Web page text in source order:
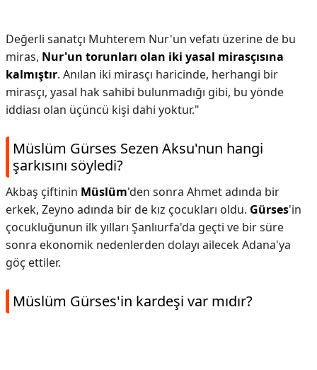
Değerli sanatçı Muhterem Nur'un vefatı üzerine de bu
miras, Nur'un torunları olan iki yasal mirasçısına
kalmıştır. Anılan iki mirasçı haricinde, herhangi bir
mirasçı, yasal hak sahibi bulunmadığı gibi, bu yönde
iddiası olan üçüncü kişi dahi yoktur."
Müslüm Gürses Sezen Aksu'nun hangi
şarkısını söyledi?
Akbaş çiftinin Müslüm'den sonra Ahmet adında bir
erkek, Zeyno adında bir de kız çocukları oldu. Gürses'in
çocukluğunun ilk yılları Şanlıurfa'da geçti ve bir süre
sonra ekonomik nedenlerden dolayı ailecek Adana'ya
göç ettiler.
Müslüm Gürses'in kardeşi var mıdır?